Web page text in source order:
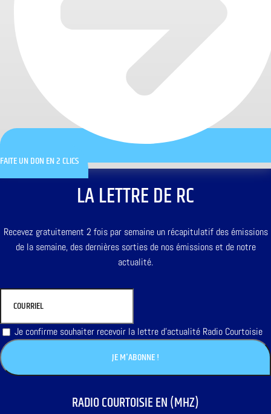
FAITE UN DON EN 2 CLICS
LA LETTRE DE RC
Recevez gratuitement 2 fois par semaine un récapitulatif des émissions
de la semaine, des dernières sorties de nos émissions et de notre
actualité.
Je confirme souhaiter recevoir la lettre d'actualité Radio Courtoisie
RADIO COURTOISIE EN (MHZ)